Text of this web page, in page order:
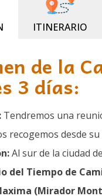
ITINERARIO
de la
3 días:
Tendremos una
recogemos desde
Al sur de la ciudad
del Tiempo de
(Mirador